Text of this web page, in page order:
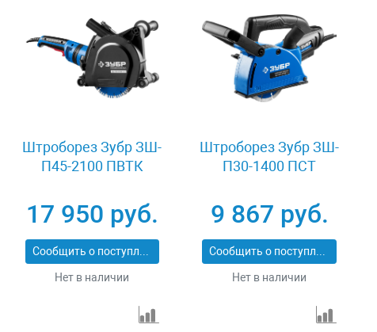
Штроборез Зубр ЗШ-
П45-2100 ПВТК
17 950 руб.
Сообщить о поступлении
Нет в наличии
Штроборез Зубр ЗШ-
П30-1400 ПСТ
9 867 руб.
Сообщить о поступлении
Нет в наличии